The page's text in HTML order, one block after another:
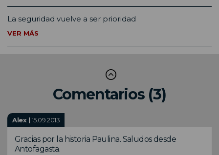
La seguridad vuelve a ser prioridad
VER MÁS
Comentarios (3)
Alex | 15.09.2013
Gracias por la historia Paulina. Saludos desde
Antofagasta.